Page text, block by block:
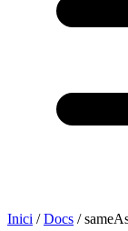
Inici / Docs /